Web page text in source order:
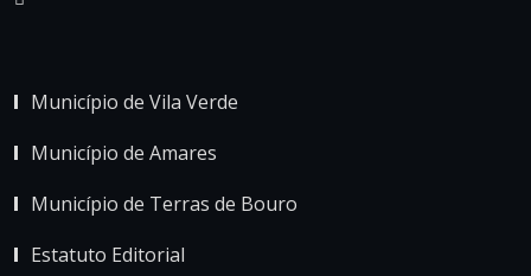
Município de Vila Verde
Município de Amares
Município de Terras de Bouro
Estatuto Editorial